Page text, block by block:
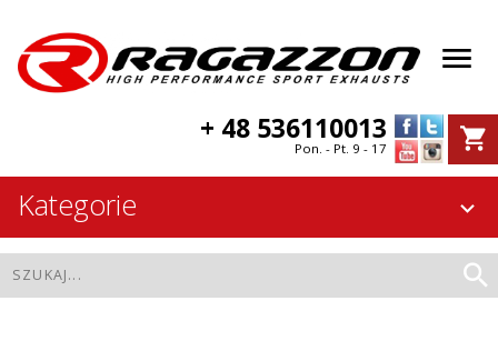
+ 48 536110013
Pon. - Pt. 9 - 17
Kategorie